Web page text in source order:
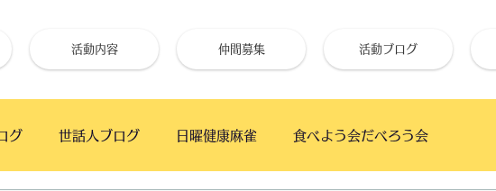
活動内容 仲間募集 活動ブログ
グ 世話人ブログ 日曜健康麻雀 食べよう会だべろう会